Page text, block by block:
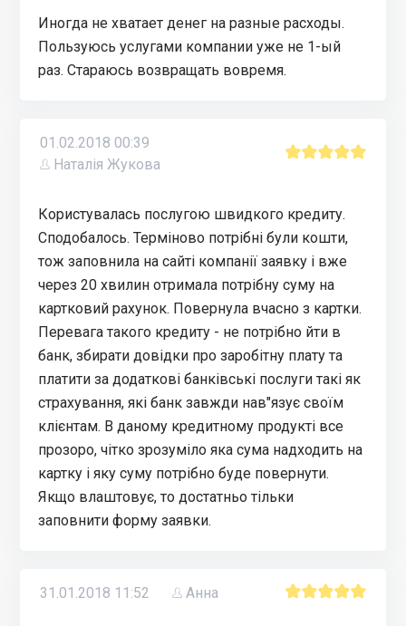
Иногда не хватает денег на разные расходы.
Пользуюсь услугами компании уже не 1-ый
раз. Стараюсь возвращать вовремя.
01.02.2018 00:39
Наталія Жукова
Користувалась послугою швидкого кредиту.
Сподобалось. Терміново потрібні були кошти,
тож заповнила на сайті компанії заявку і вже
через 20 хвилин отримала потрібну суму на
картковий рахунок. Повернула вчасно з картки.
Перевага такого кредиту - не потрібно йти в
банк, збирати довідки про заробітну плату та
платити за додаткові банківські послуги такі як
страхування, які банк завжди нав"язує своїм
клієнтам. В даному кредитному продукті все
прозоро, чітко зрозуміло яка сума надходить на
картку і яку суму потрібно буде повернути.
Якщо влаштовує, то достатньо тільки
заповнити форму заявки.
31.01.2018 11:52 Анна